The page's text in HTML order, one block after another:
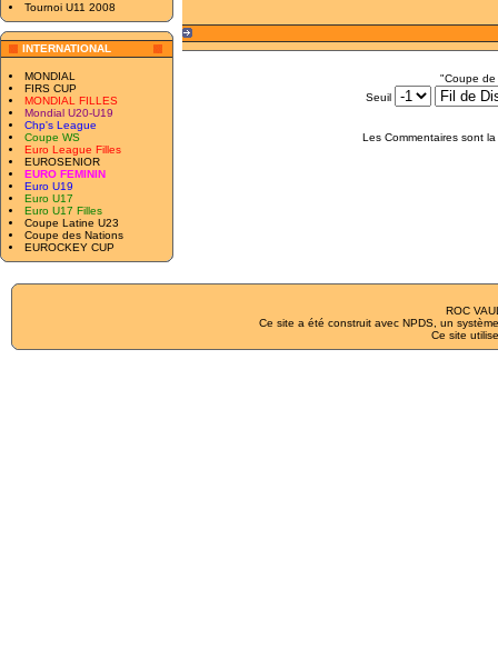
Tournoi U11 2008
INTERNATIONAL
MONDIAL
FIRS CUP
MONDIAL FILLES
Mondial U20-U19
Chp's League
Coupe WS
Euro League Filles
EUROSENIOR
EURO FEMININ
Euro U19
Euro U17
Euro U17 Filles
Coupe Latine U23
Coupe des Nations
EUROCKEY CUP
"Coupe
Seuil
Les Commentaires sont
ROC
Ce site a été construit avec NPDS , un
Ce site